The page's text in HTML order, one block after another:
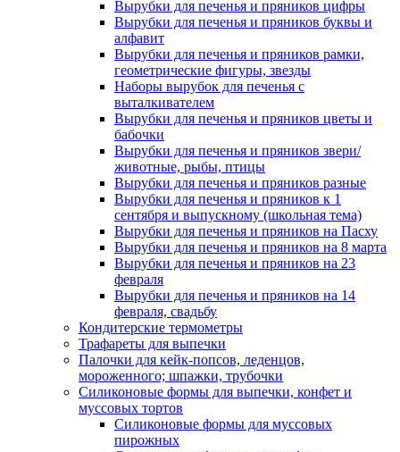
Вырубки для печенья и пряников цифры
Вырубки для печенья и пряников буквы и
алфавит
Вырубки для печенья и пряников рамки,
геометрические фигуры, звезды
Наборы вырубок для печенья с
выталкивателем
Вырубки для печенья и пряников цветы и
бабочки
Вырубки для печенья и пряников звери/
животные, рыбы, птицы
Вырубки для печенья и пряников разные
Вырубки для печенья и пряников к 1
сентября и выпускному (школьная тема)
Вырубки для печенья и пряников на Пасху
Вырубки для печенья и пряников на 8 марта
Вырубки для печенья и пряников на 23
февраля
Вырубки для печенья и пряников на 14
февраля, свадьбу
Кондитерские термометры
Трафареты для выпечки
Палочки для кейк-попсов, леденцов,
мороженного; шпажки, трубочки
Силиконовые формы для выпечки, конфет и
муссовых тортов
Силиконовые формы для муссовых
пирожных